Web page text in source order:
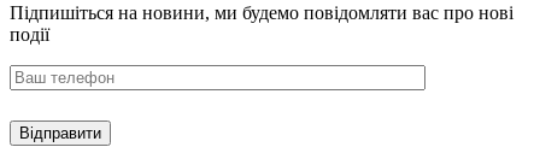
Підпишіться на новини, ми будемо повідомляти вас про нові
події